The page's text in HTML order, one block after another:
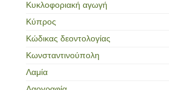
Κυκλοφοριακή αγωγή
Κύπρος
Κώδικας δεοντολογίας
Κωνσταντινούπολη
Λαμία